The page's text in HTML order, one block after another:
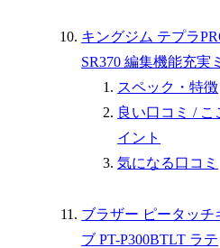
キングジム テプラ
SR370 編集機能充実
スペック・特徴
良い口コミ / こ
イント
気になる口コミ
ブラザー ピータッチ
ブ PT-P300BTLT ラテ